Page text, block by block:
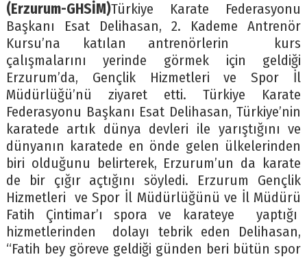
(Erzurum-GHSİM)Türkiye Karate Federasyonu
Başkanı Esat Delihasan, 2. Kademe Antrenör
Kursu’na katılan antrenörlerin kurs
çalışmalarını yerinde görmek için geldiği
Erzurum’da, Gençlik Hizmetleri ve Spor İl
Müdürlüğü’nü ziyaret etti. Türkiye Karate
Federasyonu Başkanı Esat Delihasan, Türkiye’nin
karatede artık dünya devleri ile yarıştığını ve
dünyanın karatede en önde gelen ülkelerinden
biri olduğunu belirterek, Erzurum’un da karate
de bir çığır açtığını söyledi. Erzurum Gençlik
Hizmetleri ve Spor İl Müdürlüğünü ve İl Müdürü
Fatih Çintimar’ı spora ve karateye yaptığı
hizmetlerinden dolayı tebrik eden Delihasan,
“Fatih bey göreve geldiği günden beri bütün spor